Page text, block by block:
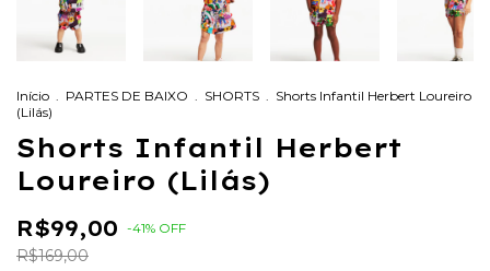
Início . PARTES DE BAIXO . SHORTS . Shorts Infantil Herbert Loureiro
(Lilás)
Shorts Infantil Herbert
Loureiro (Lilás)
R$99,00 -41% OFF
R$169,00